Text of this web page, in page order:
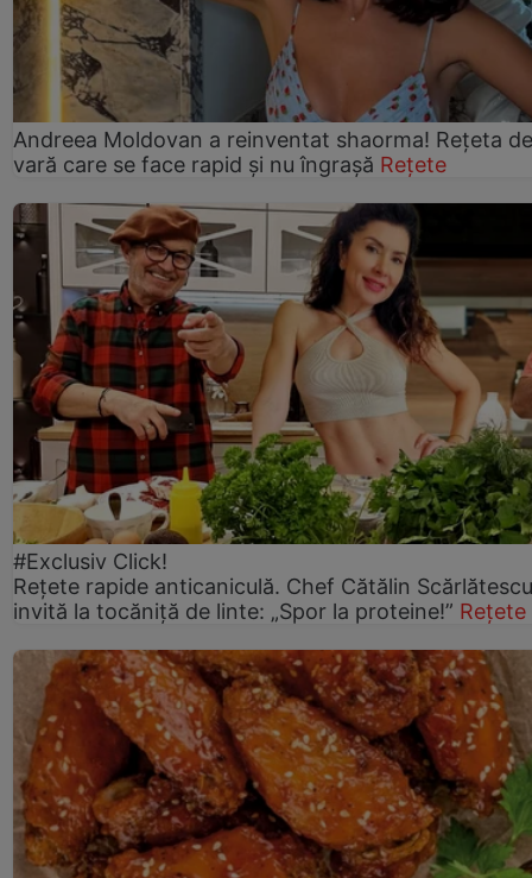
Andreea Moldovan a reinventat shaorma! Rețeta de
vară care se face rapid și nu îngrașă Rețete
#Exclusiv Click!
Rețete rapide anticaniculă. Chef Cătălin
invită la tocăniță de linte: „Spor la proteine!” Rețete